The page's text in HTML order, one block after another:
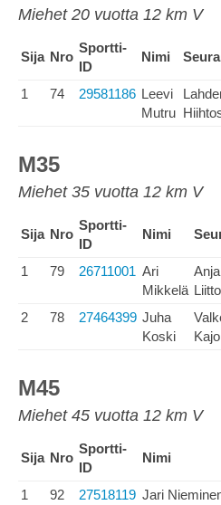
Miehet 20 vuotta 12 km V
Sija Nro
Sportti-
ID
Nimi Seura
1 74 29581186 Leevi
Mutru
M35
Miehet 35 vuotta 12 km V
Sija Nro
Sportti-
ID
Nimi
1 79 26711001 Ari
Mikkelä Liitto
2 78 27464399 Juha
Koski
Kajo
M45
Miehet 45 vuotta 12 km V
Sija Nro
Sportti-
ID
Nimi
1 92 27518119 Jari